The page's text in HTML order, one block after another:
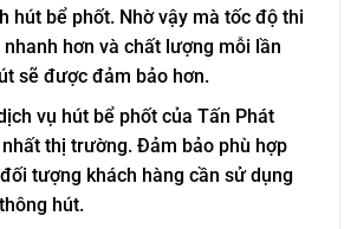
hút bể phốt. Nhờ vậy mà tốc độ thi
nhanh hơn và chất lượng mỗi lần
sẽ được đảm bảo hơn.
vụ hút bể phốt của Tấn Phát
nhất thị trường. Đảm bảo phù hợp
tượng khách hàng cần sử dụng
hút.